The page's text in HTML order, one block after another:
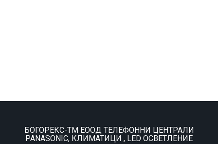
БОГОРЕКС-ТМ ЕООД ТЕЛЕФОННИ ЦЕНТРАЛИ
PANASONIC, КЛИМАТИЦИ , LED ОСВЕТЛЕНИЕ